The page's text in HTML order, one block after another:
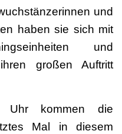
und
haben sie sich mit
und
großen Auftritt
kommen die
Mal in diesem